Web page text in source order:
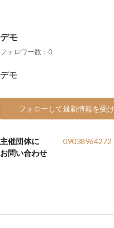
デモ
フォロワー数：0
デモ
フォローして最新情報を受
主催団体に
お問い合わせ
09038964272